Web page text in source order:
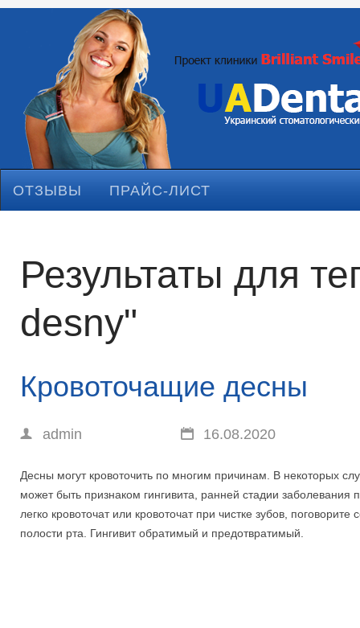
ОТЗЫВЫ ПРАЙС-ЛИСТ
Результаты для
desny"
Кровоточащие десны
admin 16.08.2020
Десны могут кровоточить по многим причинам. В некоторых
может быть признаком гингивита, ранней стадии
легко кровоточат или кровоточат при чистке зубов,
полости рта. Гингивит обратимый и предотвратимый.